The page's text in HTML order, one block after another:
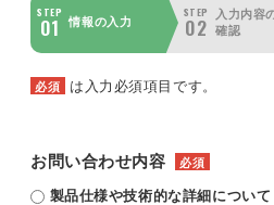
STEP
01 情報の入力
STEP
02
入力内容
確認
必須 は入力必須項目です。
お問い合わせ内容 必須
製品仕様や技術的な詳細について